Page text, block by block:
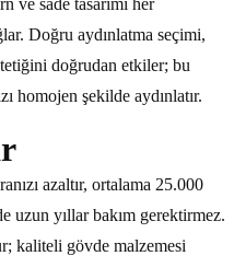
Doğru aydınlatma seçimi,
doğrudan etkiler; bu
homojen şekilde aydınlatır.
azaltır, ortalama 25.000
uzun yıllar bakım gerektirmez.
kaliteli gövde malzemesi